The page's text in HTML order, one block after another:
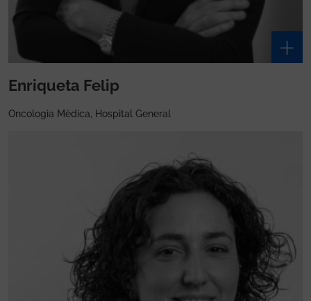
Enriqueta Felip
Oncologia Mèdica, Hospital General